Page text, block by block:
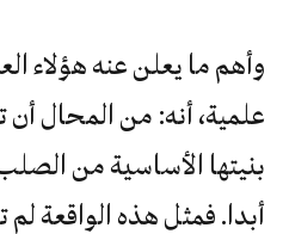
وأهم ما يعلن عنه هؤلاء
علمية، أنه: من المحال
بنيتها الأساسية من
أبدا. فمثل هذه الواقعة